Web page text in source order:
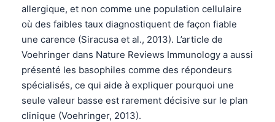
allergique, et non comme une population cellulaire
où des faibles taux diagnostiquent de façon fiable
une carence (Siracusa et al., 2013). L’article de
Voehringer dans Nature Reviews Immunology a aussi
présenté les basophiles comme des répondeurs
spécialisés, ce qui aide à expliquer pourquoi une
seule valeur basse est rarement décisive sur le plan
clinique (Voehringer, 2013).